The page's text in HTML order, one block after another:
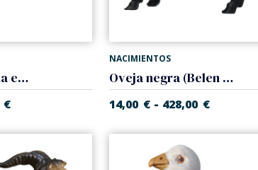
Buscando posada en taberna (Belen Casales)
€
NACIMIENTOS
Oveja negra (Belen Casales)
14,00 € - 428,00 €